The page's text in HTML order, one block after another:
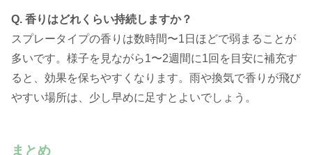
Q. 香りはどれくらい持続しますか？
スプレータイプの香りは数時間〜1日ほどで弱まることが
多いです。様子を見ながら1〜2週間に1回を目安に補充す
ると、効果を保ちやすくなります。雨や換気で香りが飛び
やすい場所は、少し早めに足すとよいでしょう。
まとめ